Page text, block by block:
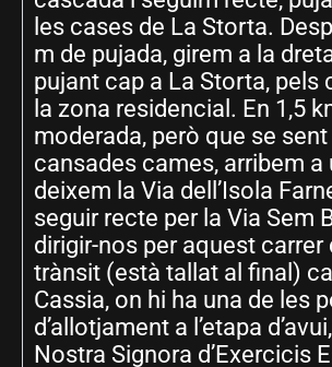
les cases de La Storta.
m de pujada, girem a la
pujant cap a La Storta, pels
la zona residencial. En 1,5
moderada, però que se
cansades cames, arribem a
deixem la Via dell’Isola
seguir recte per la Via Sem
dirigir-nos per aquest carrer
trànsit (està tallat al final)
Cassia, on hi ha una de les
d’allotjament a l’etapa
Nostra Signora d’Exercicis